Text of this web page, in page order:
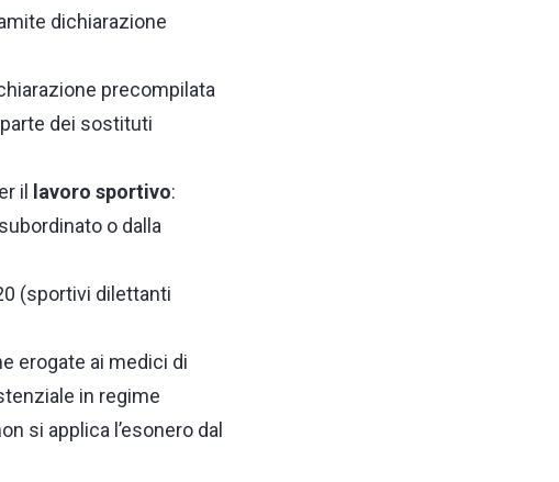
dichiarazione
precompilata
dei sostituti
il
lavoro sportivo:
o dalla
(sportivi dilettanti
erogate ai medici di
in regime
si applica l’esonero dal